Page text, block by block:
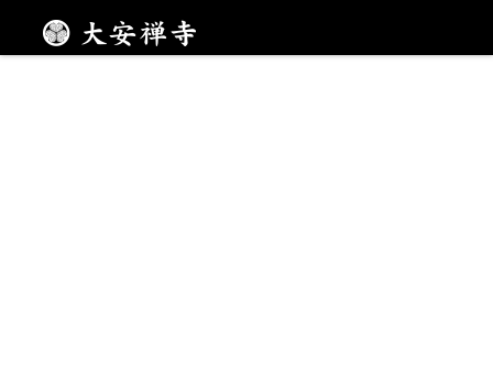
JTB×曽明漆器店×大安禅寺 コラボ商品企画